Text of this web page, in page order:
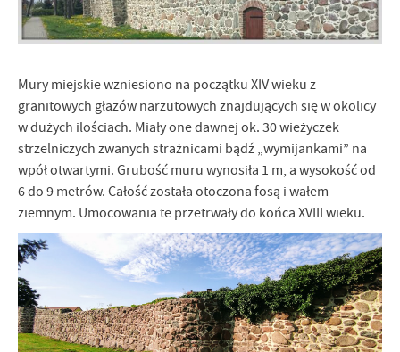
Mury miejskie wzniesiono na początku XIV wieku z
granitowych głazów narzutowych znajdujących się w okolicy
w dużych ilościach. Miały one dawnej ok. 30 wieżyczek
strzelniczych zwanych strażnicami bądź „wymijankami” na
wpół otwartymi. Grubość muru wynosiła 1 m, a wysokość od
6 do 9 metrów. Całość została otoczona fosą i wałem
ziemnym. Umocowania te przetrwały do końca XVIII wieku.
treści w postaci wiadomości, ofert, komunikatów mediów
społecznościowych.